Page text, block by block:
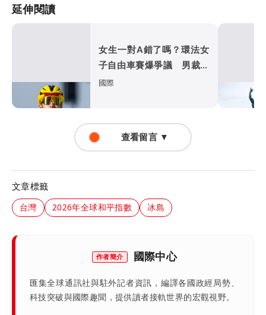
延伸閱讀
女生一對A錯了嗎？環法女
子自由車賽爆爭議 男裁判
勒令女選手解衣檢查
國際
查看留言 ▼
文章標籤
台灣 2026年全球和平指數 冰島
作者簡介 國際中心
匯集全球通訊社與駐外記者資訊，編譯各國政經局勢、
科技突破與國際趣聞，提供讀者接軌世界的宏觀視野。